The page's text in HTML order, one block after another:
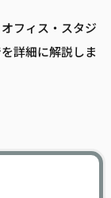
フィス・スタジ
詳細に解説しま